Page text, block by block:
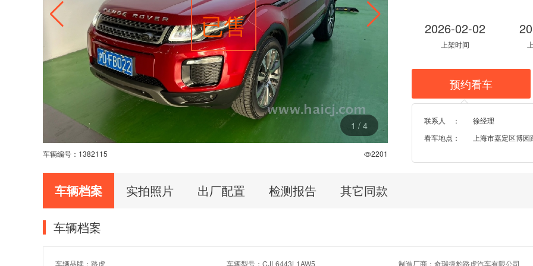
1 / 4
已售
车辆编号： 1382115 2201
2026-02-02
上架时间
预约看车
联系人 ：
徐经理
看车地点：
上海市嘉定区博
车辆档案 实拍照片 出厂配置 检测报告 其它同款
车辆档案
车辆品牌：路虎 车辆型号：CJL6443L1AW5 制造厂商：奇瑞捷豹路虎汽车有限公司